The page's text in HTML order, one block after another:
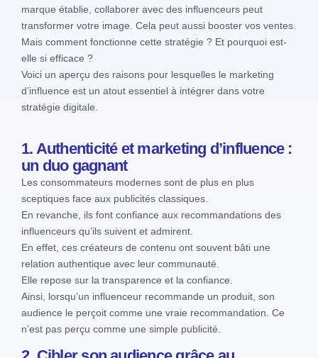
marque établie, collaborer avec des influenceurs peut
transformer votre image. Cela peut aussi booster vos ventes.
Mais comment fonctionne cette stratégie ? Et pourquoi est-
elle si efficace ?
Voici un aperçu des raisons pour lesquelles le marketing
d’influence est un atout essentiel à intégrer dans votre
stratégie digitale.
1. Authenticité et marketing d’influence :
un duo gagnant
Les consommateurs modernes sont de plus en plus
sceptiques face aux publicités classiques.
En revanche, ils font confiance aux recommandations des
influenceurs qu’ils suivent et admirent.
En effet, ces créateurs de contenu ont souvent bâti une
relation authentique avec leur communauté.
Elle repose sur la transparence et la confiance.
Ainsi, lorsqu’un influenceur recommande un produit, son
audience le perçoit comme une vraie recommandation. Ce
n’est pas perçu comme une simple publicité.